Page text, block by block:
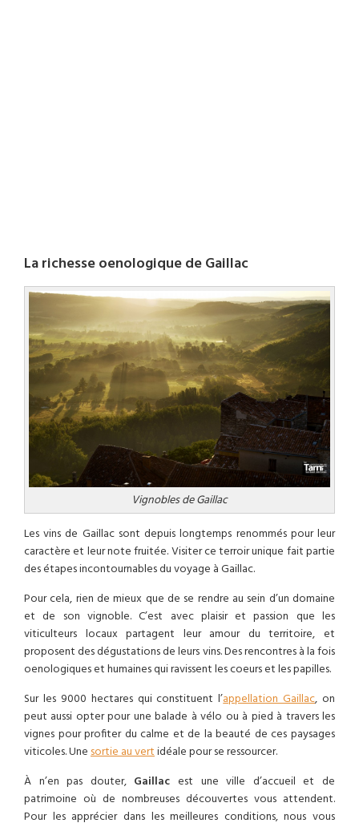
La richesse oenologique de Gaillac
Vignobles de Gaillac
Les vins de Gaillac sont depuis longtemps renommés pour leur
caractère et leur note fruitée. Visiter ce terroir unique fait partie
des étapes incontournables du voyage à Gaillac.
Pour cela, rien de mieux que de se rendre au sein d’un domaine
et de son vignoble. C’est avec plaisir et passion que les
viticulteurs locaux partagent leur amour du territoire, et
proposent des dégustations de leurs vins. Des rencontres à la fois
oenologiques et humaines qui ravissent les coeurs et les papilles.
Sur les 9000 hectares qui constituent l’appellation Gaillac, on
peut aussi opter pour une balade à vélo ou à pied à travers les
vignes pour profiter du calme et de la beauté de ces paysages
viticoles. Unesortie au vertidéale pour se ressourcer.
À n’en pas douter, Gaillac est une ville d’accueil et de
patrimoine où de nombreuses découvertes vous attendent.
Pour les apprécier dans les meilleures conditions, nous vous